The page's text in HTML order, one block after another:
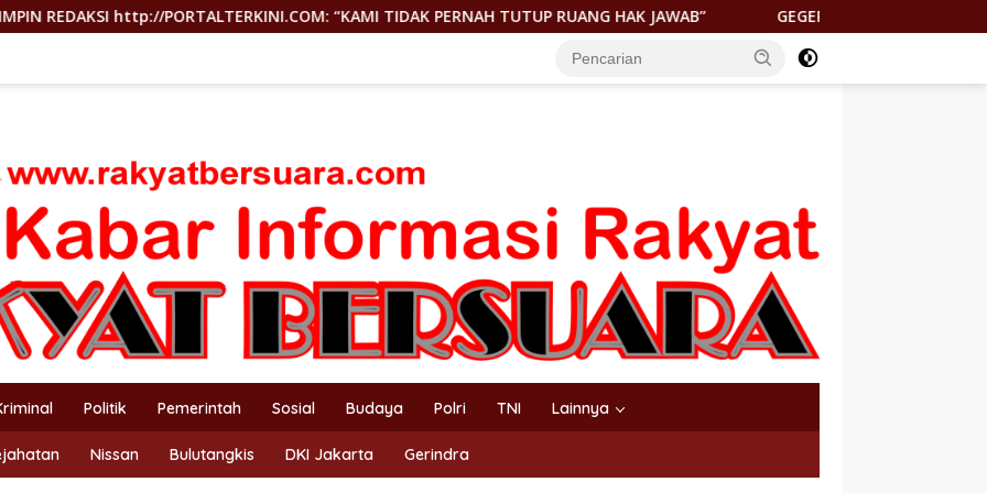
“KAMI TIDAK PERNAH TUTUP RUANG HAK JAWAB” GEGER! JENAZAH DITEMUKAN DI PANTAI KEUREA
Politik Pemerintah Sosial Budaya Polri TNI Lainnya
Nissan Bulutangkis DKI Jakarta Gerindra